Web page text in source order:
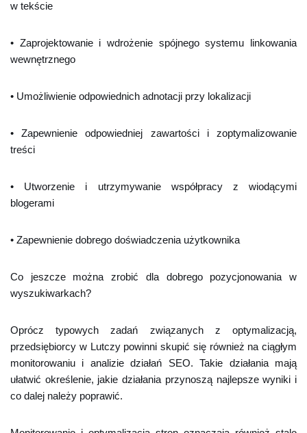
w tekście
• Zaprojektowanie i wdrożenie spójnego systemu linkowania
wewnętrznego
• Umożliwienie odpowiednich adnotacji przy lokalizacji
• Zapewnienie odpowiedniej zawartości i zoptymalizowanie
treści
• Utworzenie i utrzymywanie współpracy z wiodącymi
blogerami
• Zapewnienie dobrego doświadczenia użytkownika
Co jeszcze można zrobić dla dobrego pozycjonowania w
wyszukiwarkach?
Oprócz typowych zadań związanych z optymalizacją,
przedsiębiorcy w Lutczy powinni skupić się również na ciągłym
monitorowaniu i analizie działań SEO. Takie działania mają
ułatwić określenie, jakie działania przynoszą najlepsze wyniki i
co dalej należy poprawić.